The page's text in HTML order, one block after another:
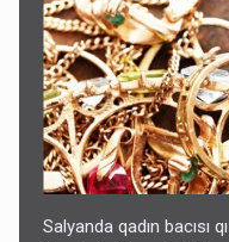
Salyanda qadın bacısı